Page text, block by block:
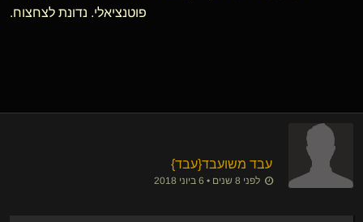
פוטנציאלי. נדונת לצחצוח.
עבד משועבד​{עבד}
לפני 8 שנים • 6 ביוני 2018